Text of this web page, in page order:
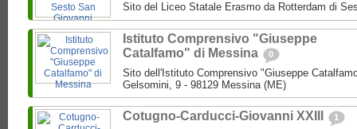
Sito del Liceo Statale Erasmo da Rotterdam di
Istituto Comprensivo "Giuseppe
Catalfamo" di Messina
0
Sito dell'Istituto Comprensivo "Giuseppe
Gelsomini, 9 - 98129 Messina (ME)
Cotugno-Carducci-Giovanni XXIII 1